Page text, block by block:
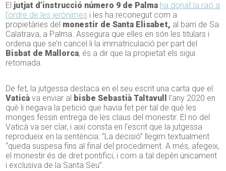
El jutjat d’instrucció número 9 de Palma ha donat la raó a
l’ordre de les jerònimes i les ha reconegut com a
propietàries del monestir de Santa Elisabet, al barri de Sa
Calatrava, a Palma. Assegura que elles en són les titulars i
ordena que se’n cancel·li la immatriculació per part del
Bisbat de Mallorca, és a dir que la propietat els sigui
retornada.
De fet, la jutgessa destaca en el seu escrit una carta que el
Vaticà va enviar al bisbe Sebastià Taltavull
l’any 2020 en
què li negava la petició que havia fet per tal de què les
monges fessin entrega de les claus del monestir. El no del
Vaticà va ser clar, i així consta en l’escrit que la jutgessa
reprodueix en la sentència: “La decisió” llegim textualment
“queda suspesa fins al final del procediment. A més, afegeix,
el monestir és de dret pontifici, i com a tal depèn únicament
i exclusiva de la Santa Seu”.